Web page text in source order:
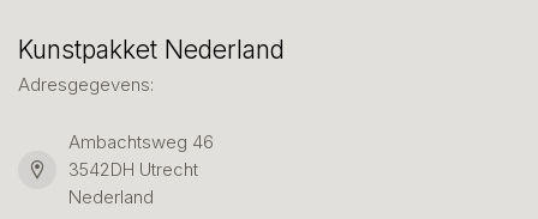
Kunstpakket Nederland
Adresgegevens:
Ambachtsweg 46
3542DH Utrecht
Nederland